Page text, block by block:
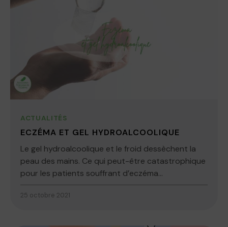
ACTUALITÉS
ECZÉMA ET GEL HYDROALCOOLIQUE
Le gel hydroalcoolique et le froid dessèchent la
peau des mains. Ce qui peut-être catastrophique
pour les patients souffrant d’eczéma...
25 octobre 2021